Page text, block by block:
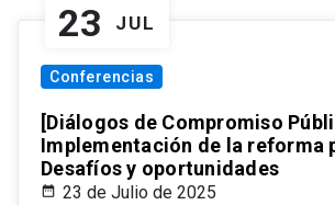
23 JUL
Conferencias
[Diálogos de Compromiso
Implementación de la reforma
Desafíos y oportunidades
23 de Julio de 2025